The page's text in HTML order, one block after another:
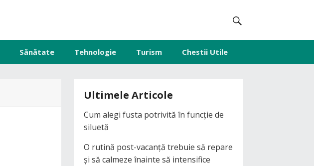
Sănătate Tehnologie Turism Chestii Utile
Ultimele Articole
Cum alegi fusta potrivită în funcție de
siluetă
O rutină post-vacanță trebuie să repare
și să calmeze înainte să intensifice